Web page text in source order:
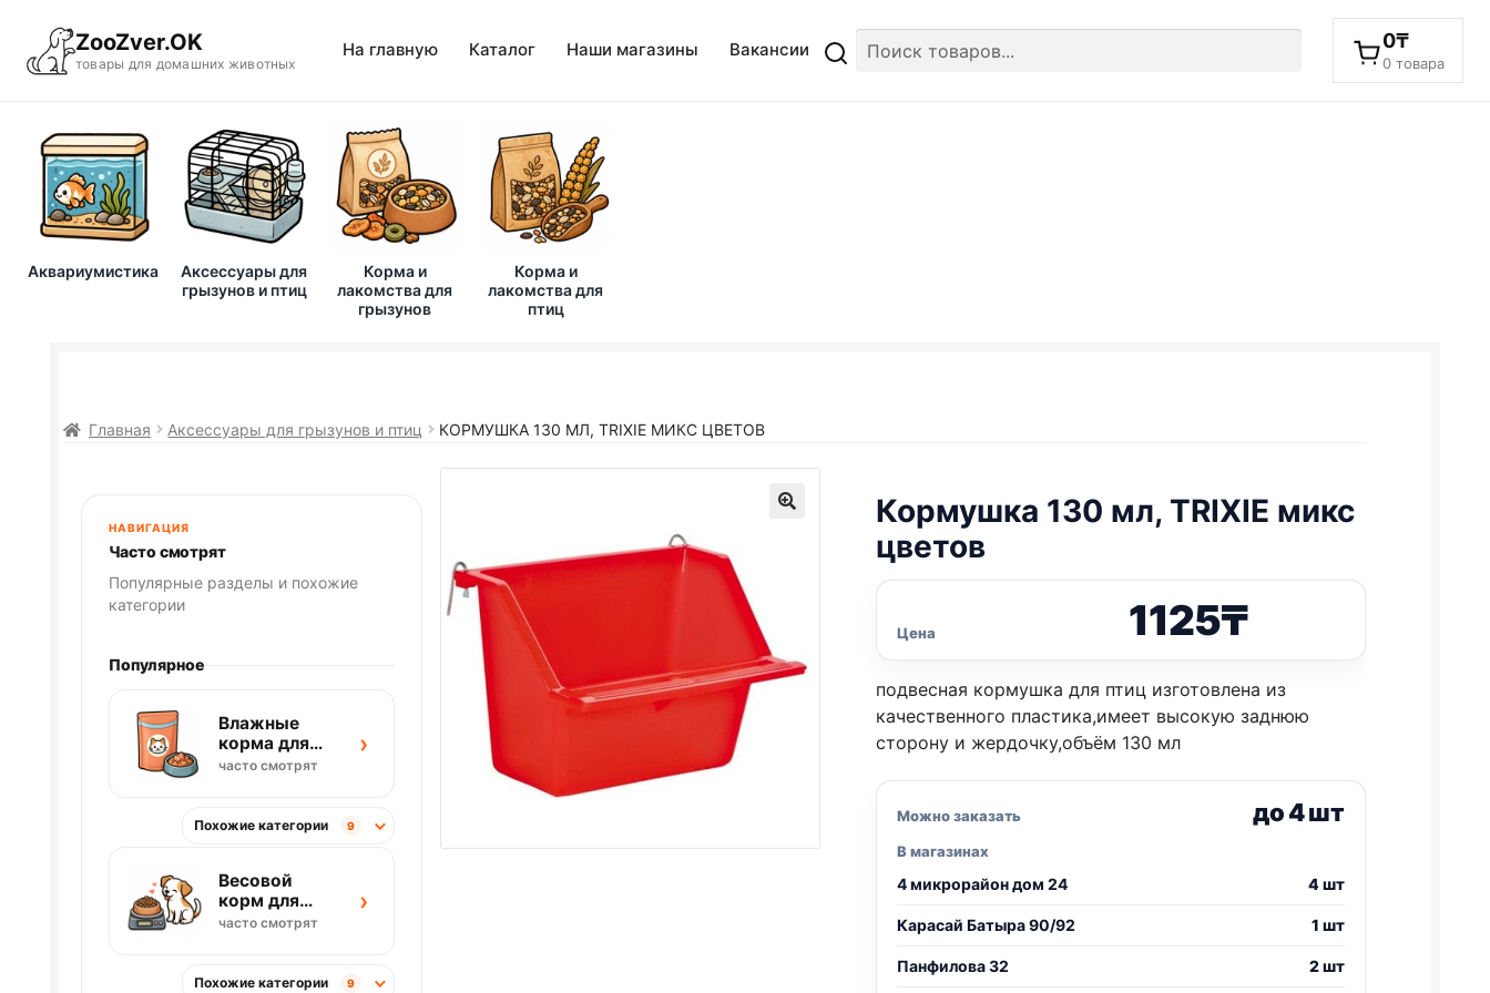
ZooZver.OK
товары для домашних животных
На главную Каталог Наши магазины Вакансии 0₸
0 товара
Аквариумистика
Аксессуары для
грызунов и птиц
Корма и
лакомства для
грызунов
Корма и
лакомства для
птиц
Главная Аксессуары для грызунов и птиц КОРМУШКА 130 МЛ, TRIXIE МИКС ЦВЕТОВ
Кормушка 130 мл, TRIXIE микс
цветов
Цена 1125₸
подвесная кормушка для птиц изготовлена из
качественного пластика,имеет высокую заднюю
сторону и жердочку,объём 130 мл
Можно заказать до 4 шт
В магазинах
4 микрорайон дом 24 4 шт
Карасай Батыра 90/92 1 шт
Панфилова 32 2 шт
НАВИГАЦИЯ
Часто смотрят
Популярные разделы и похожие
категории
Популярное
Влажные
корма для
кошек
часто смотрят
›
Похожие категории 9
Весовой
корм для
собак
часто смотрят
›
Похожие категории 9